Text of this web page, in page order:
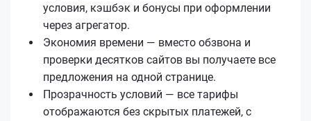
условия, кэшбэк и бонусы при оформлении
через агрегатор.
Экономия времени — вместо обзвона и
проверки десятков сайтов вы получаете все
предложения на одной странице.
Прозрачность условий — все тарифы
отображаются без скрытых платежей, с